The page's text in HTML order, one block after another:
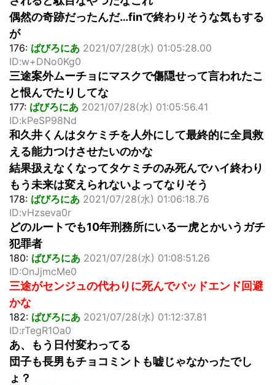
偶然の奇跡だったんだ…finで終わりそうな気もする
が
176: ばびろにあ 2021/07/28(水) 01:05:28.00
ID:w+DNo0Kg0
三途案外ムーチョにマスクで傷隠せって言われたこ
と恨んでたりしてな
177: ばびろにあ 2021/07/28(水) 01:05:56.41
ID:kPeSP98Nd
和久井くんはタケミチを人外にして最終的に全員救
える能力つけさせたいのかな
結果扱えなくなってタケミチのみ死んでハイ終わり
もう未来は変えられないよってなりそう
178: ばびろにあ 2021/07/28(水) 01:06:18.76
ID:vHzseva0r
どのルートでも10年刑務所にいる一虎とかいうガチ
犯罪者
180: ばびろにあ 2021/07/28(水) 01:08:51.26
ID:OnJjmcMe0
三途がセンジュの代わりに死んでバッドエンド回避
かな
182: ばびろにあ 2021/07/28(水) 01:12:37.81
ID:rTegR1Oa0
あ、もう日付変わってる
団子も長男もチョコミントも嘘じゃなかったでし
ょ？